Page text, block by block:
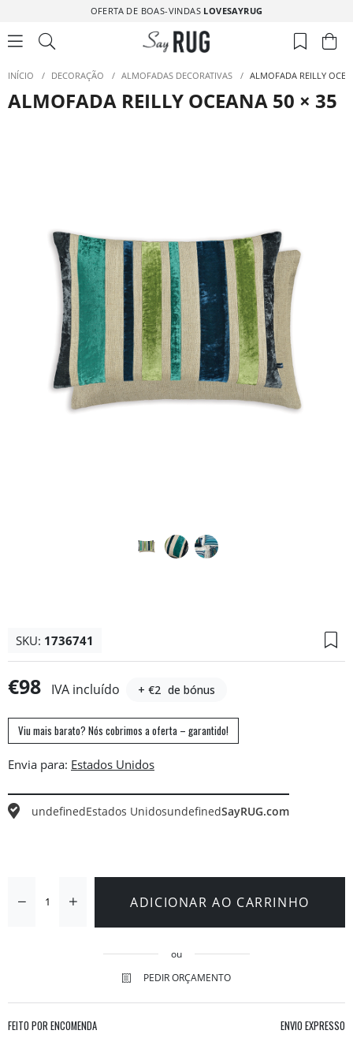
OFERTA DE BOAS-VINDAS LOVESAYRUG
INÍCIO / DECORAÇÃO / ALMOFADAS DECORATIVAS / ALMOFADA REILLY
ALMOFADA REILLY OCEANA 50 × 35
SKU: 1736741
€98 IVA incluído + €2 de bónus
Viu mais barato? Nós cobrimos a oferta – garantido!
Envia para:
undefinedEstados UnidosundefinedSayRUG.com
ADICIONAR AO CARRINHO
ou
PEDIR ORÇAMENTO
FEITO POR ENCOMENDA ENVIO EXPRESSO